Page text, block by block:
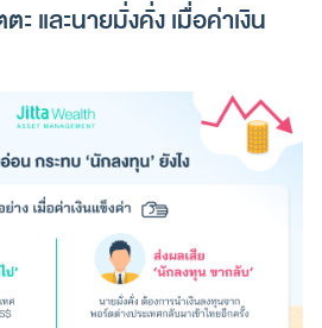
และนายมั่งคั่ง เมื่อค่าเงิน